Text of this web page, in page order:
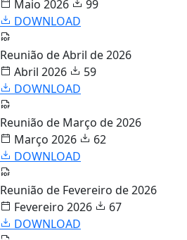
Maio 2026
99
DOWNLOAD
Reunião de Abril de 2026
Abril 2026
59
DOWNLOAD
Reunião de Março de 2026
Março 2026
62
DOWNLOAD
Reunião de Fevereiro de 2026
Fevereiro 2026
67
DOWNLOAD